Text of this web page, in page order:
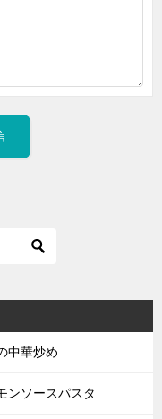
中華炒め
ンソースパスタ